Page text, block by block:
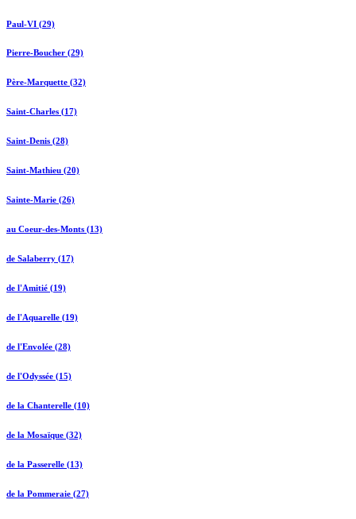
Paul-VI (29)
Pierre-Boucher (29)
Père-Marquette (32)
Saint-Charles (17)
Saint-Denis (28)
Saint-Mathieu (20)
Sainte-Marie (26)
au Coeur-des-Monts (13)
de Salaberry (17)
de l'Amitié (19)
de l'Aquarelle (19)
de l'Envolée (28)
de l'Odyssée (15)
de la Chanterelle (10)
de la Mosaïque (32)
de la Passerelle (13)
de la Pommeraie (27)